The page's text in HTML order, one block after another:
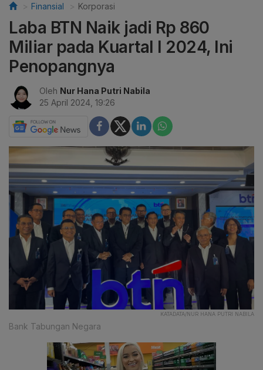
Finansial Korporasi
Laba BTN Naik jadi Rp 860
Miliar pada Kuartal I 2024, Ini
Penopangnya
Oleh Nur Hana Putri Nabila
25 April 2024, 19:26
KATADATA/NUR HANA PUTRI NABILA
Bank Tabungan Negara